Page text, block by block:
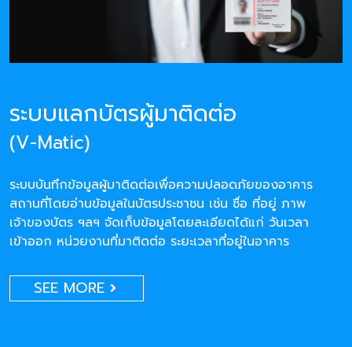
ระบบแลกบัตรผู้มาติดต่อ
(V-Matic)
ระบบบันทึกข้อมูลผู้มาติดต่อเพื่อความปลอดภัยของอาคาร
สถานที่โดยอ่านข้อมูลในบัตรประชาชน เช่น ชื่อ ที่อยู่ ภาพ
เจ้าของบัตร ฯลฯ จัดเก็บข้อมูลโดยละเอียดได้แก่ วันเวลา
เข้าออก หน่วยงานที่มาติดต่อ ระยะเวลาที่อยู่ในอาคาร
SEE MORE